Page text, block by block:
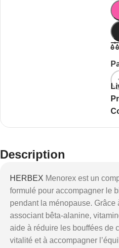
Description
HERBEX Menorex est un
formulé pour accompagner le
pendant la ménopause. Grâce
associant bêta-alanine,
aide à réduire les bouffées de
vitalité et à accompagner